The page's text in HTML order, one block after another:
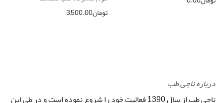
تومان3,500.00
درباره ناجی طب
ناجی طب از سال 1390 فعالیت خود را شروع نموده است و در طی این